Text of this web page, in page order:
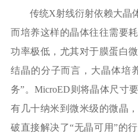
传统X射线衍射依赖大晶
而培养这样的晶体往往需要
功率极低，尤其对于膜蛋白
结晶的分子而言，大晶体培
务”。MicroED则将晶体尺寸
有几十纳米到微米级的微晶
破直接解决了“无晶可用”的